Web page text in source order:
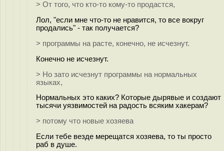
> От того, что кто-то кому-то продастся,
Лол, "если мне что-то не нравится, то все вокруг
продались" - так получается?
> программы на расте, конечно, не исчезнут.
Конечно не исчезнут.
> Но зато исчезнут программы на нормальных
языках,
Нормальных это каких? Которые дырявые и создают
тысячи уязвимостей на радость всяким хакерам?
> потому что новые хозяева
Если тебе везде мерещатся хозяева, то ты просто
раб в душе.